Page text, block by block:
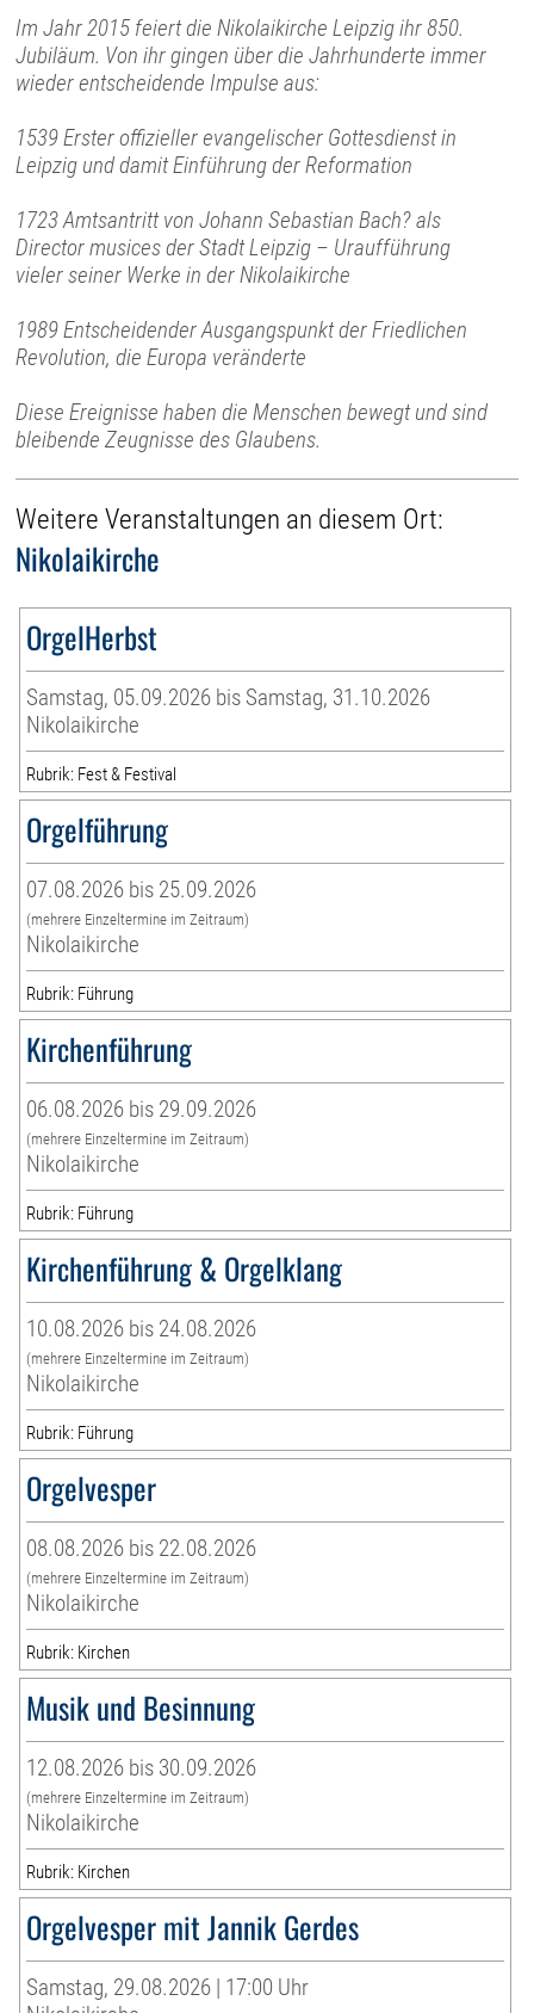
Im Jahr 2015 feiert die Nikolaikirche Leipzig ihr 850.
Jubiläum. Von ihr gingen über die Jahrhunderte immer
wieder entscheidende Impulse aus:
1539 Erster offizieller evangelischer Gottesdienst in
Leipzig und damit Einführung der Reformation
1723 Amtsantritt von Johann Sebastian Bach? als
Director musices der Stadt Leipzig – Uraufführung
vieler seiner Werke in der Nikolaikirche
1989 Entscheidender Ausgangspunkt der Friedlichen
Revolution, die Europa veränderte
Diese Ereignisse haben die Menschen bewegt und sind
bleibende Zeugnisse des Glaubens.
Weitere Veranstaltungen an diesem Ort:
Nikolaikirche
OrgelHerbst
Samstag, 05.09.2026 bis Samstag, 31.10.2026
Nikolaikirche
Rubrik: Fest & Festival
Orgelführung
07.08.2026 bis 25.09.2026
(mehrere Einzeltermine im Zeitraum)
Nikolaikirche
Rubrik: Führung
Kirchenführung
06.08.2026 bis 29.09.2026
(mehrere Einzeltermine im Zeitraum)
Nikolaikirche
Rubrik: Führung
Kirchenführung & Orgelklang
10.08.2026 bis 24.08.2026
(mehrere Einzeltermine im Zeitraum)
Nikolaikirche
Rubrik: Führung
Orgelvesper
08.08.2026 bis 22.08.2026
(mehrere Einzeltermine im Zeitraum)
Nikolaikirche
Rubrik: Kirchen
Musik und Besinnung
12.08.2026 bis 30.09.2026
(mehrere Einzeltermine im Zeitraum)
Nikolaikirche
Rubrik: Kirchen
Orgelvesper mit Jannik Gerdes
Samstag, 29.08.2026 | 17:00 Uhr